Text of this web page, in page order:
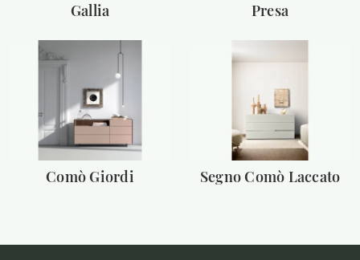
Gallia Presa
Comò Giordi Segno Comò Laccato